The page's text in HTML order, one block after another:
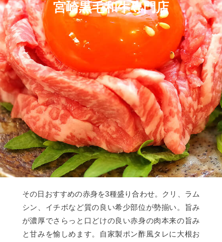
宮崎黒毛和牛専門店
その日おすすめの赤身を3種盛り合わせ。クリ、ラム
シン、イチボなど質の良い希少部位が勢揃い。旨み
が濃厚でさらっと口どけの良い赤身の肉本来の旨み
と甘みを愉しめます。自家製ポン酢風タレに大根お